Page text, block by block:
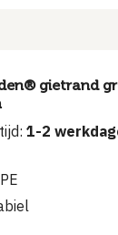
gietrand
1-2